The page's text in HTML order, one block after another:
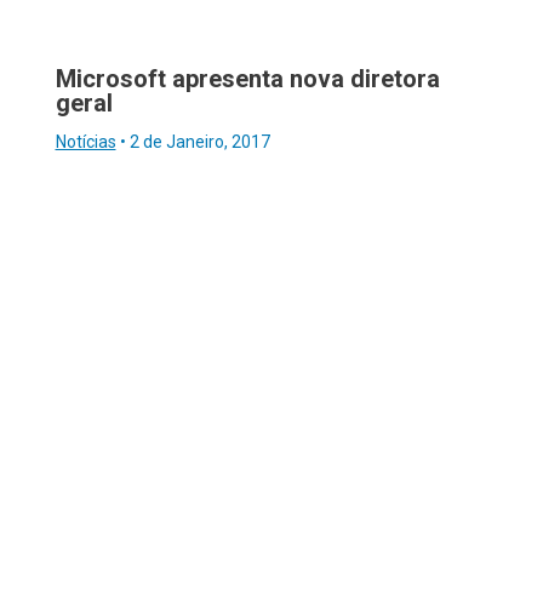
Microsoft apresenta nova diretora
geral
Notícias • 2 de Janeiro, 2017